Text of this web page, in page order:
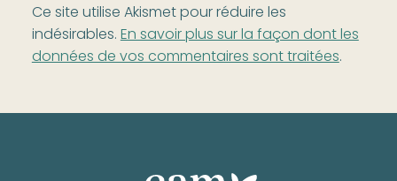
Ce site utilise Akismet pour réduire les
indésirables.En savoir plus sur la façon dont les
données de vos commentaires sont traitées.